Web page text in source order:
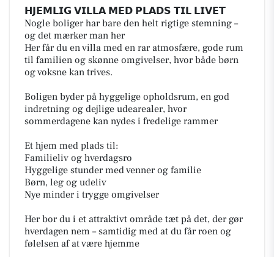
𝗛𝗝𝗘𝗠𝗟𝗜𝗚 𝗩𝗜𝗟𝗟𝗔 𝗠𝗘𝗗 𝗣𝗟𝗔𝗗𝗦 𝗧𝗜𝗟 𝗟𝗜𝗩𝗘𝗧
Nogle boliger har bare den helt rigtige stemning –
og det mærker man her
Her får du en villa med en rar atmosfære, gode rum
til familien og skønne omgivelser, hvor både børn
og voksne kan trives.
Boligen byder på hyggelige opholdsrum, en god
indretning og dejlige udearealer, hvor
sommerdagene kan nydes i fredelige rammer
Et hjem med plads til:
Familieliv og hverdagsro
Hyggelige stunder med venner og familie
Børn, leg og udeliv
Nye minder i trygge omgivelser
Her bor du i et attraktivt område tæt på det, der gør
hverdagen nem – samtidig med at du får roen og
følelsen af at være hjemme